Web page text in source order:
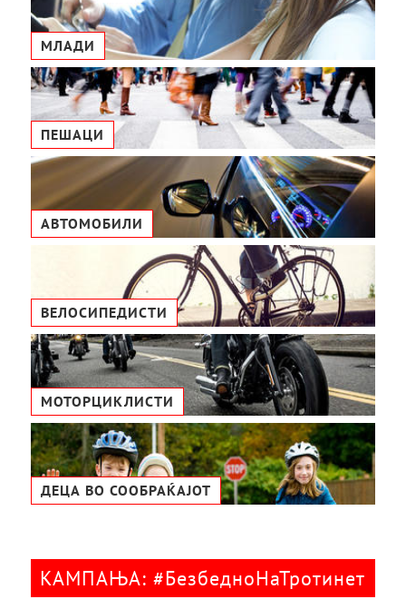
МЛАДИ
ПЕШАЦИ
АВТОМОБИЛИ
ВЕЛОСИПЕДИСТИ
МОТОРЦИКЛИСТИ
ДЕЦА ВО СООБРАЌАЈОТ
КАМПАЊА: #БезбедноНаТротинет